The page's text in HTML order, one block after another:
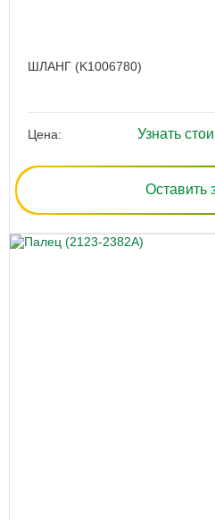
ШЛАНГ (K1006780)
Цена: Узнать
Оставить